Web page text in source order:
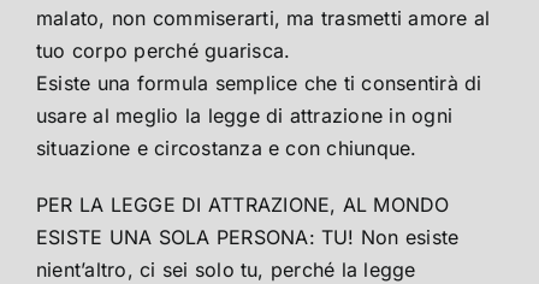
malato, non commiserarti, ma trasmetti amore al
tuo corpo perché guarisca.
Esiste una formula semplice che ti consentirà di
usare al meglio la legge di attrazione in ogni
situazione e circostanza e con chiunque.
PER LA LEGGE DI ATTRAZIONE, AL MONDO
ESISTE UNA SOLA PERSONA: TU! Non esiste
nient’altro, ci sei solo tu, perché la legge